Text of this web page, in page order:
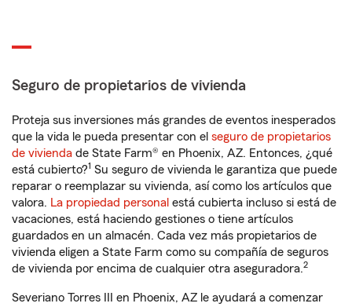
Seguro de propietarios de vivienda
Proteja sus inversiones más grandes de eventos inesperados
que la vida le pueda presentar con el seguro de propietarios
de vivienda de State Farm® en Phoenix, AZ. Entonces, ¿qué
está cubierto?1 Su seguro de vivienda le garantiza que puede
reparar o reemplazar su vivienda, así como los artículos que
valora. La propiedad personal está cubierta incluso si está de
vacaciones, está haciendo gestiones o tiene artículos
guardados en un almacén. Cada vez más propietarios de
vivienda eligen a State Farm como su compañía de seguros
de vivienda por encima de cualquier otra aseguradora.2
Severiano Torres III en Phoenix, AZ le ayudará a comenzar